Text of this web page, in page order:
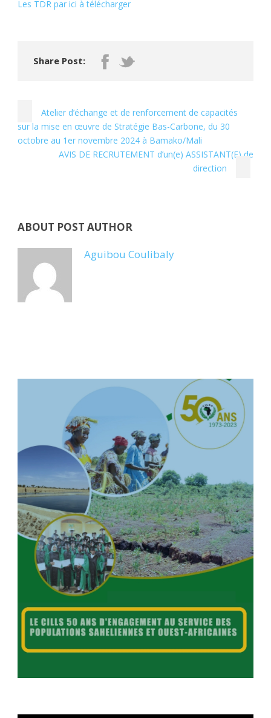
Les TDR par ici à télécharger
Share Post:
Atelier d’échange et de renforcement de capacités
sur la mise en œuvre de Stratégie Bas-Carbone, du 30
octobre au 1er novembre 2024 à Bamako/Mali
AVIS DE RECRUTEMENT d’un(e) ASSISTANT(E) de
direction
ABOUT POST AUTHOR
Aguibou Coulibaly